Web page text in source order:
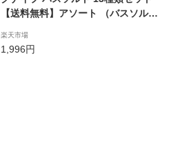
【送料無料】アソート （バスソルト
2種類） 種類は選べません 当店オリ
ジナル 入浴剤 トライアルセット [40
楽天市場
1,996円